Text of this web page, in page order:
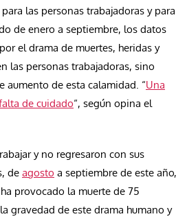
las personas trabajadoras y para
de enero a septiembre, los datos
el drama de muertes, heridas y
las personas trabajadoras, sino
aumento de esta calamidad. “Una
de cuidado“, según opina el
y no regresaron con sus
de agosto a septiembre de este año,
provocado la muerte de 75
gravedad de este drama humano y